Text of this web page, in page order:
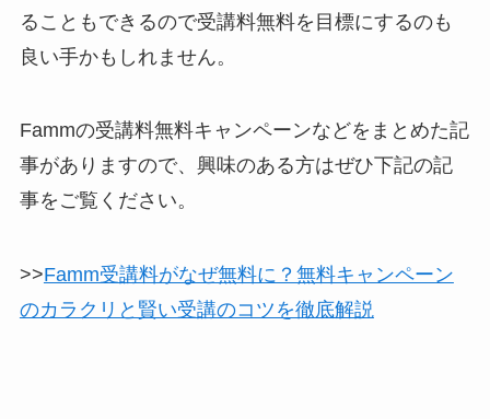
ることもできるので受講料無料を目標にするのも
良い手かもしれません。
Fammの受講料無料キャンペーンなどをまとめた記
事がありますので、興味のある方はぜひ下記の記
事をご覧ください。
>>Famm受講料がなぜ無料に？無料キャンペーン
のカラクリと賢い受講のコツを徹底解説